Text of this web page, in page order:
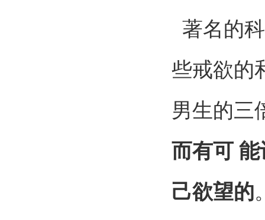
著名的
些戒欲的
男生的三
而有可
己欲望的